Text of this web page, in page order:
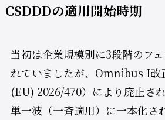
CSDDDの適用開始時期
当初は企業規模別に3段階のフ
れていましたが、Omnibus I
(EU) 2026/470）により廃止さ
単一波（一斉適用）に一本化さ